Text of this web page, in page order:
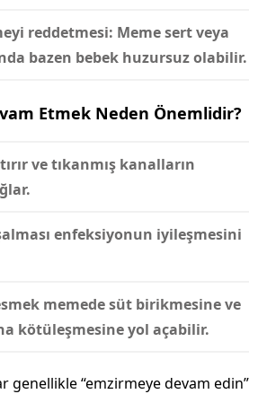
reddetmesi: Meme sert veya
bazen bebek huzursuz olabilir.
Etmek Neden Önemlidir?
ve tıkanmış kanalların
enfeksiyonun iyileşmesini
memede süt birikmesine ve
kötüleşmesineyol açabilir.
genellikle “emzirmeye devam edin”